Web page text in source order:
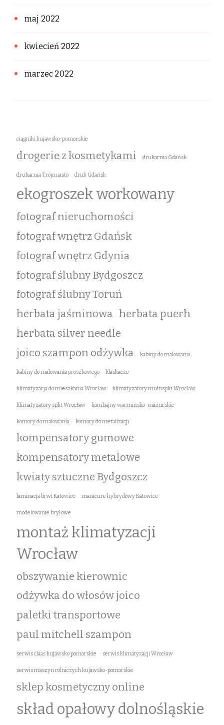
maj 2022
kwiecień 2022
marzec 2022
ciągniki kujawsko-pomorskie
drogerie z kosmetykami drukarnia Gdańsk
drukarnia Trójmiasto druk Gdańsk
ekogroszek workowany
fotograf nieruchomości
fotograf wnętrz Gdańsk
fotograf wnętrz Gdynia
fotograf ślubny Bydgoszcz
fotograf ślubny Toruń
herbata jaśminowa herbata puerh
herbata silver needle
joico szampon odżywka
kabiny do malowania
kabiny do malowania proszkowego klaskacze
klimatyzacja do mieszkania Wrocław klimatyzatory multisplit Wrocław
klimatyzatory split Wrocław kombajny warmińsko-mazurskie
komory do malowania komory do metalizacji
kompensatory gumowe
kompensatory metalowe
kwiaty sztuczne Bydgoszcz
laminacja brwi Katowice manicure hybrydowy Katowice
modelowanie bryłowe
montaż klimatyzacji
Wrocław
obszywanie kierownic
odżywka do włosów joico
paletki transportowe
paul mitchell szampon
serwis claas kujawsko pomorskie serwis klimatyzacji Wrocław
serwis maszyn rolniczych kujawsko-pomorskie
sklep kosmetyczny online
skład opałowy dolnośląskie